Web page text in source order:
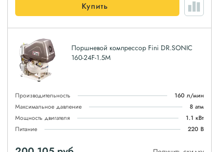
Купить
Поршневой компрессор Fini DR.SONIC
160-24F-1.5M
Производительность
160 л/мин
Максимальное давление
8 атм
Мощность двигателя
1.1 кВт
Питание
220 В